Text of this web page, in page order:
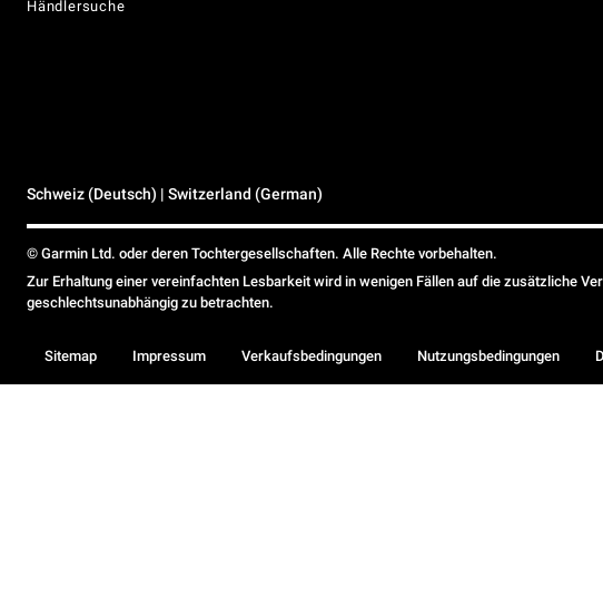
Händlersuche
Schweiz (Deutsch) | Switzerland (German)
© Garmin Ltd. oder deren Tochtergesellschaften. Alle Rechte vorbehalten.
Zur Erhaltung einer vereinfachten Lesbarkeit wird in wenigen Fällen auf die zusätzliche
geschlechtsunabhängig zu betrachten.
Sitemap Impressum Verkaufsbedingungen Nutzungsbedingungen